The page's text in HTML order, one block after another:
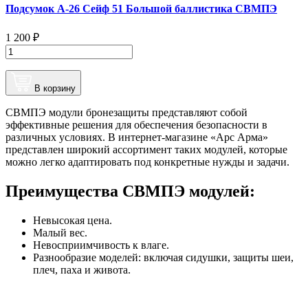
Подсумок А-26 Сейф 51 Большой баллистика СВМПЭ
1 200 ₽
В корзину
СВМПЭ модули бронезащиты представляют собой
эффективные решения для обеспечения безопасности в
различных условиях. В интернет-магазине «Арс Арма»
представлен широкий ассортимент таких модулей, которые
можно легко адаптировать под конкретные нужды и задачи.
Преимущества СВМПЭ модулей:
Невысокая цена.
Малый вес.
Невосприимчивость к влаге.
Разнообразие моделей: включая сидушки, защиты шеи,
плеч, паха и живота.